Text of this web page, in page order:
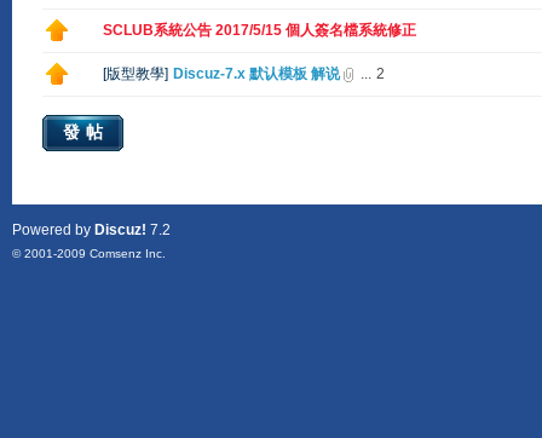
SCLUB系統公告 2017/5/15 個人簽名檔系統修正
[版型教學] Discuz-7.x 默认模板 解说 ... 2
發帖
Powered by Discuz! 7.2
© 2001-2009 Comsenz Inc.